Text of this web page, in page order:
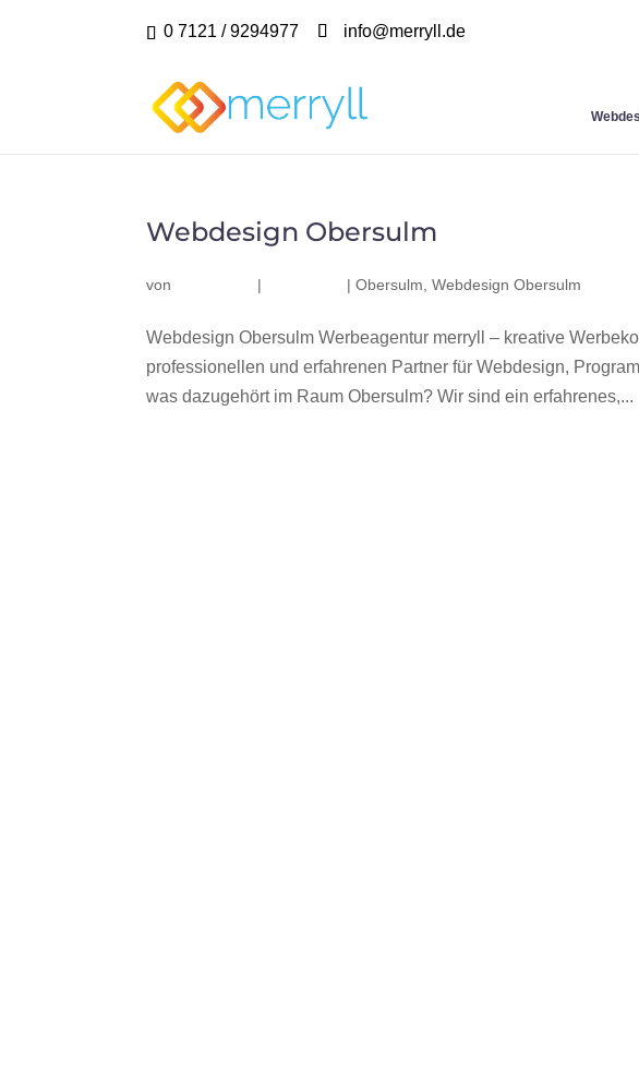
0 7121 / 9294977 info@merryll.de
Webdesign Obersulm
von | |Obersulm ,Webdesign Obersulm
Webdesign Obersulm Werbeagentur merryll – kreative
professionellen und erfahrenen Partner für Webdesign,
was dazugehört im Raum Obersulm? Wir sind ein erfahrenes,...